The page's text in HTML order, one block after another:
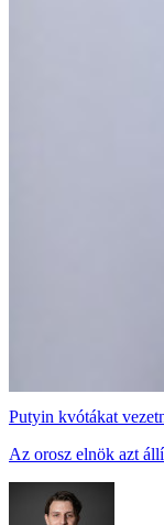
Putyin kvótákat
Az orosz elnök azt